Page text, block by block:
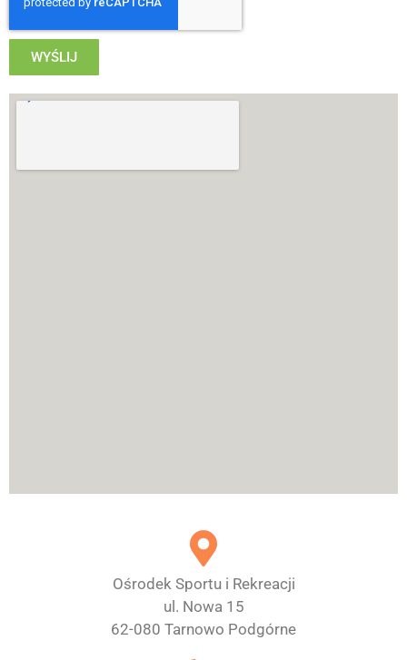
WYŚLIJ
Ośrodek Sportu i Rekreacji
ul. Nowa 15
62-080 Tarnowo Podgórne